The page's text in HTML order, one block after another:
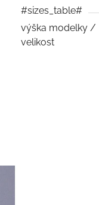
#sizes_table#
výška modelky /
velikost